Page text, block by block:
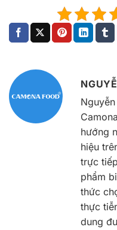
hướng
hiệu
trực
phẩm
thức
thực
dung